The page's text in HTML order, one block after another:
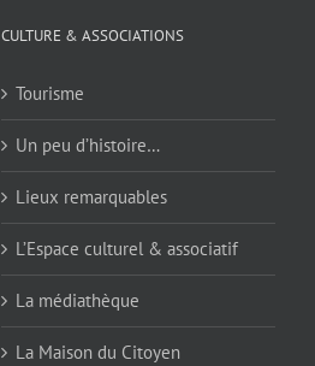
CULTURE & ASSOCIATIONS
Tourisme
Un peu d’histoire…
Lieux remarquables
L’Espace culturel & associatif
La médiathèque
La Maison du Citoyen